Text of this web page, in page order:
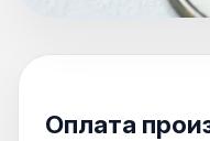
Оплата